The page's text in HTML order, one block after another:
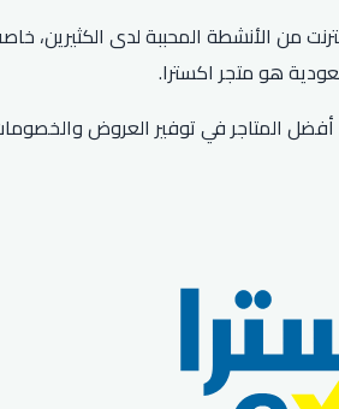
من الأنشطة المحببة لدى الكثيرين،
هو متجر اكسترا.